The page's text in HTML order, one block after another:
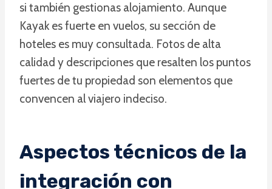
si también gestionas alojamiento. Aunque
Kayak es fuerte en vuelos, su sección de
hoteles es muy consultada. Fotos de alta
calidad y descripciones que resalten los puntos
fuertes de tu propiedad son elementos que
convencen al viajero indeciso.
Aspectos técnicos de la
integración con